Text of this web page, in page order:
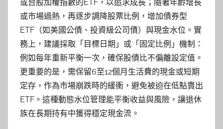
或台股加權指數的ETF，以追求成長；隨著年齡增長
或市場過熱，再逐步調降股票比例，增加債券型
ETF（如美國公債、投資級公司債）與現金水位。實
務上，建議採取「目標日期」或「固定比例」機制：
例如每年重新平衡一次，確保股債比不偏離設定值。
更重要的是，需保留6至12個月生活費的現金或短期
定存，作為市場崩跌時的緩衝，避免被迫在低點賣出
ETF。這種動態水位管理能平衡收益與風險，讓退休
族在長期持有中獲得穩定現金流。